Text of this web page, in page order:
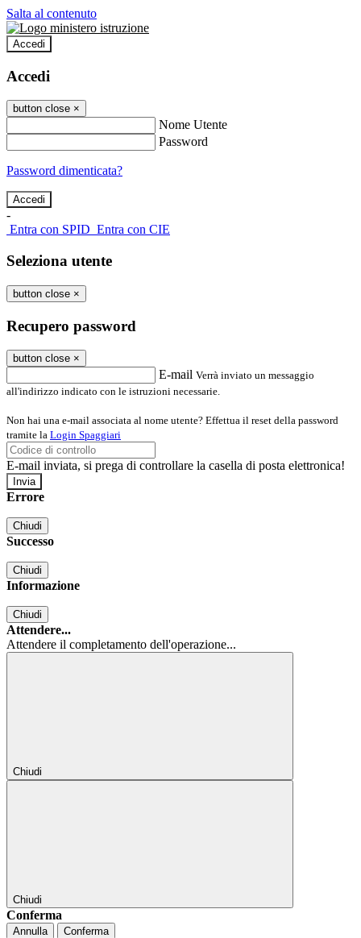
Salta al contenuto
Accedi
Accedi
button close ×
Nome Utente
Password
Password dimenticata?
-
Entra con SPID Entra con CIE
Seleziona utente
button close ×
Recupero password
button close ×
E-mail Verrà inviato un messaggio
all'indirizzo indicato con le istruzioni necessarie.
Non hai una e-mail associata al nome utente? Effettua il reset della password
tramite la Login Spaggiari
E-mail inviata, si prega di controllare la casella di posta elettronica!
Errore
Chiudi
Successo
Chiudi
Informazione
Chiudi
Attendere...
Attendere il completamento dell'operazione...
Chiudi
Chiudi
Conferma
Annulla Conferma